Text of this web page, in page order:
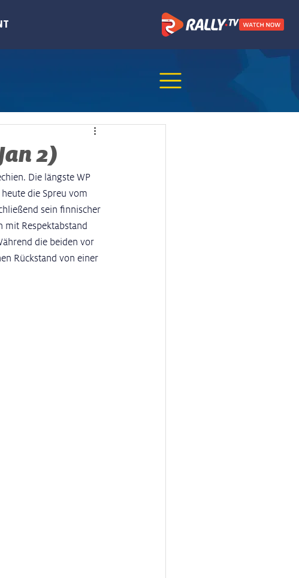
2)
Die längste WP
die Spreu vom
sein finnischer
mit Respektabstand
die beiden vor
Rückstand von einer